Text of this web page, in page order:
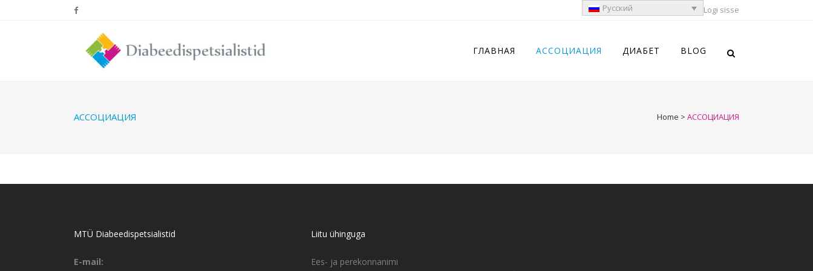
Русский Logi sisse
ГЛАВНАЯ АССОЦИАЦИЯ ДИАБЕТ BLOG
АССОЦИАЦИЯ Home > АССОЦИАЦИЯ
MTÜ Diabeedispetsialistid
E-mail:
Liitu ühinguga
Ees- ja perekonnanimi